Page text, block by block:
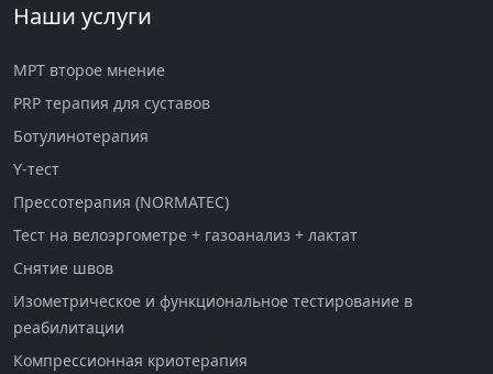
Наши услуги
МРТ второе мнение
PRP терапия для суставов
Ботулинотерапия
Y-тест
Прессотерапия (NORMATEC)
Тест на велоэргометре + газоанализ + лактат
Снятие швов
Изометрическое и функциональное тестирование в
реабилитации
Компрессионная криотерапия